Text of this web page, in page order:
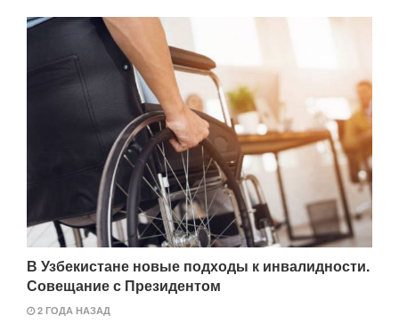
В Узбекистане новые подходы к инвалидности.
Совещание с Президентом
2 ГОДА НАЗАД